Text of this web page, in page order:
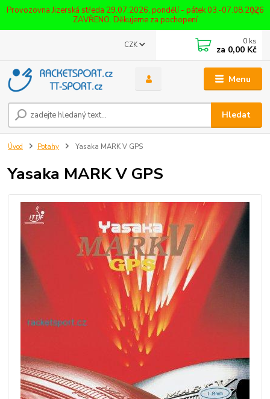
Provozovna Jizerská středa 29.07.2026, pondělí - pátek 03.-07.08.2026
ZAVŘENO. Děkujeme za pochopení
Menu
CZK
Hledat
0 ks
za 0,00 Kč
Úvod Potahy Yasaka MARK V GPS
Yasaka MARK V GPS